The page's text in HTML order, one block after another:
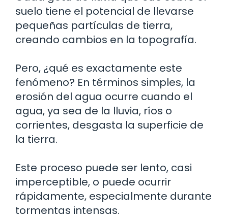
suelo tiene el potencial de llevarse
pequeñas partículas de tierra,
creando cambios en la topografía.
Pero, ¿qué es exactamente este
fenómeno? En términos simples, la
erosión del agua ocurre cuando el
agua, ya sea de la lluvia, ríos o
corrientes, desgasta la superficie de
la tierra.
Este proceso puede ser lento, casi
imperceptible, o puede ocurrir
rápidamente, especialmente durante
tormentas intensas.